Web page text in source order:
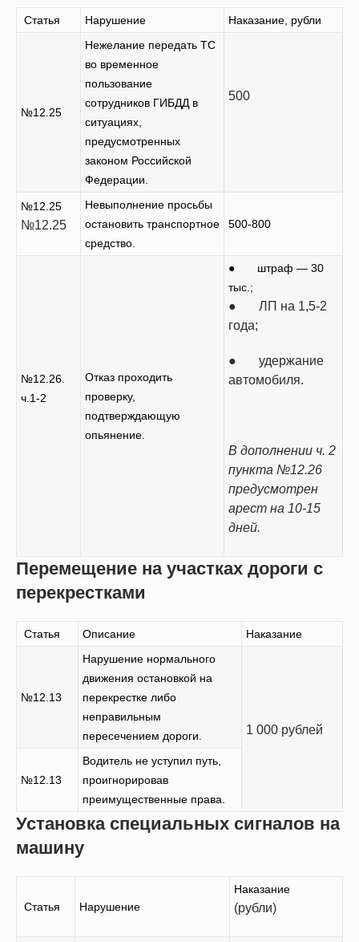
Статья Нарушение Наказание, рубли
№12.25
Нежелание передать ТС
во временное
пользование
сотрудников ГИБДД в
ситуациях,
предусмотренных
законом Российской
Федерации.
500
№12.25
№12.25
Невыполнение просьбы
остановить транспортное
средство.
500-800
№12.26.
ч.1-2
Отказ проходить
проверку,
подтверждающую
опьянение.
● штраф — 30
тыс.;
● ЛП на 1,5-2
года;
● удержание
автомобиля.
В дополнении ч. 2
пункта №12.26
предусмотрен
арест на 10-15
дней.
Перемещение на участках дороги с
перекрестками
Статья Описание Наказание
№12.13
Нарушение нормального
движения остановкой на
перекрестке либо
неправильным
пересечением дороги.
1 000 рублей
№12.13
Водитель не уступил путь,
проигнорировав
преимущественные права.
Установка специальных сигналов на
машину
Статья Нарушение
Наказание
(рубли)